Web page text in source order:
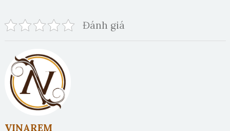
Đánh giá
VINAREM